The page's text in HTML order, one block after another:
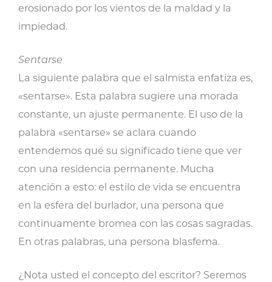
erosionado por los vientos de la maldad y la
impiedad.
Sentarse
La siguiente palabra que el salmista enfatiza es,
«sentarse». Esta palabra sugiere una morada
constante, un ajuste permanente. El uso de la
palabra «sentarse» se aclara cuando
entendemos qué su significado tiene que ver
con una residencia permanente. Mucha
atención a esto: el estilo de vida se encuentra
en la esfera del burlador, una persona que
continuamente bromea con las cosas sagradas.
En otras palabras, una persona blasfema.
¿Nota usted el concepto del escritor? Seremos